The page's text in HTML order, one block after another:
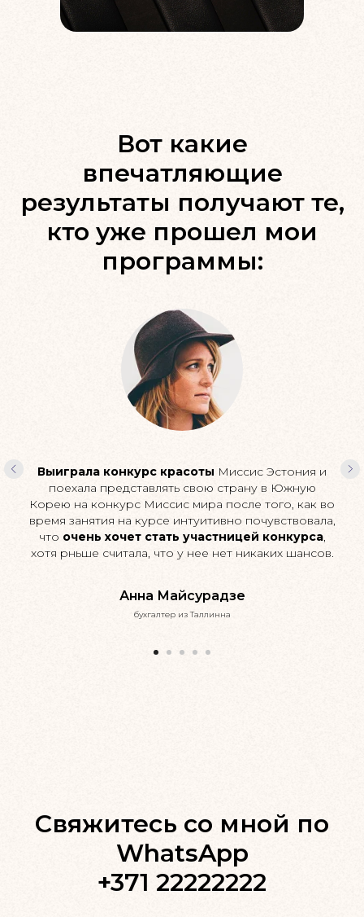
Вот какие
впечатляющие
результаты получают те,
кто уже прошел мои
программы:
Выиграла конкурс красоты Миссис Эстония и
поехала представлять свою страну в Южную
Корею на конкурс Миссис мира после того, как во
время занятия на курсе интуитивно почувствовала,
что очень хочет стать участницей конкурса,
хотя рньше считала, что у нее нет никаких шансов.
Анна Майсурадзе
бухгалтер из Таллинна
Свяжитесь со мной по
WhatsApp
+371 22222222